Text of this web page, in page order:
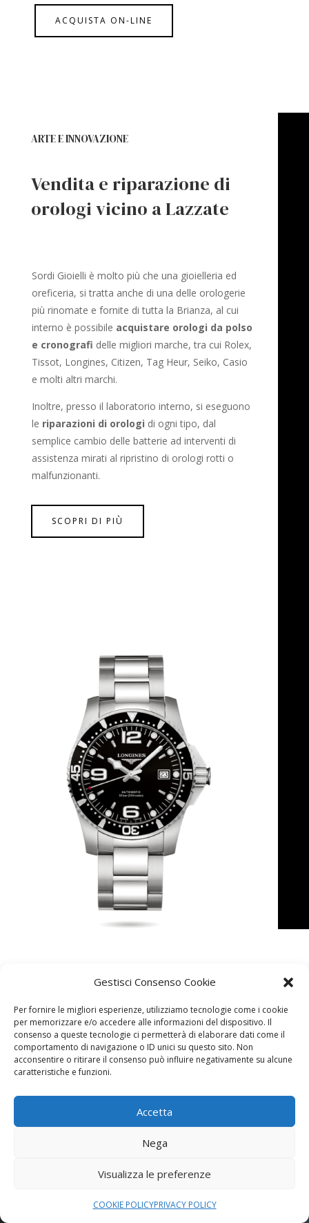
Gestisci Consenso Cookie
Per fornire le migliori esperienze, utilizziamo tecnologie come i cookie
per memorizzare e/o accedere alle informazioni del dispositivo. Il
consenso a queste tecnologie ci permetterà di elaborare dati come il
comportamento di navigazione o ID unici su questo sito. Non
acconsentire o ritirare il consenso può influire negativamente su alcune
caratteristiche e funzioni.
Accetta
Nega
Visualizza le preferenze
COOKIE POLICYPRIVACY POLICY
ACQUISTA ON-LINE
ARTE E INNOVAZIONE
Vendita e riparazione di
orologi vicino a Lazzate
Sordi Gioielli è molto più che una gioielleria ed
oreficeria, si tratta anche di una delle orologerie
più rinomate e fornite di tutta la Brianza, al cui
interno è possibile acquistare orologi da polso
e cronografi delle migliori marche, tra cui Rolex,
Tissot, Longines, Citizen, Tag Heur, Seiko, Casio
e molti altri marchi.
Inoltre, presso il laboratorio interno, si eseguono
le riparazioni di orologi di ogni tipo, dal
semplice cambio delle batterie ad interventi di
assistenza mirati al ripristino di orologi rotti o
malfunzionanti.
SCOPRI DI PIÙ
SORDI GIOIELLI
ShopOn-line
migliori marchi e le realizzazioni di pregio di
di creare il vostro gioiello secondo il vostro